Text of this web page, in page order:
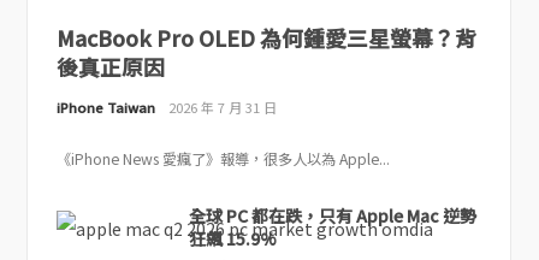
MacBook Pro OLED 為何鍾愛三星螢幕？背
後真正原因
iPhone Taiwan 2026 年 7 月 31 日
《iPhone News 愛瘋了》報導，很多人以為 Apple...
全球 PC 都在跌，只有 Apple Mac 逆勢
狂飆 15.9%